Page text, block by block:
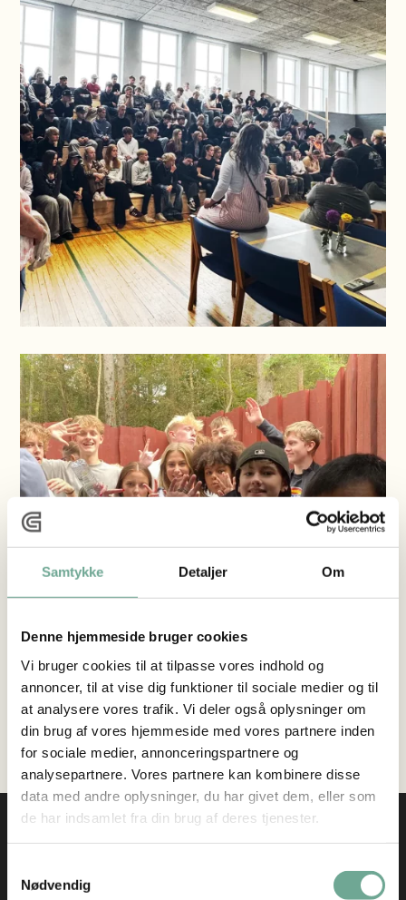
Samtykke Detaljer Om
Denne hjemmeside bruger cookies
Vi bruger cookies til at tilpasse vores indhold og
annoncer, til at vise dig funktioner til sociale medier og til
at analysere vores trafik. Vi deler også oplysninger om
din brug af vores hjemmeside med vores partnere inden
for sociale medier, annonceringspartnere og
analysepartnere. Vores partnere kan kombinere disse
data med andre oplysninger, du har givet dem, eller som
de har indsamlet fra din brug af deres tjenester.
Nødvendig
på tjele kan du